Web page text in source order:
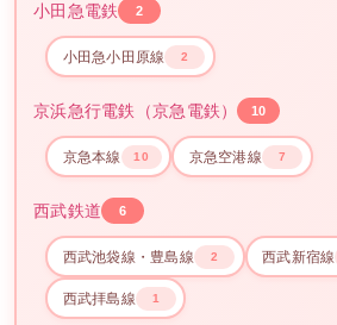
小田急電鉄 2
小田急小田原線 2
京浜急行電鉄（京急電鉄） 10
京急本線 10 京急空港線 7
西武鉄道 6
西武池袋線・豊島線 2 西武新宿線
西武拝島線 1